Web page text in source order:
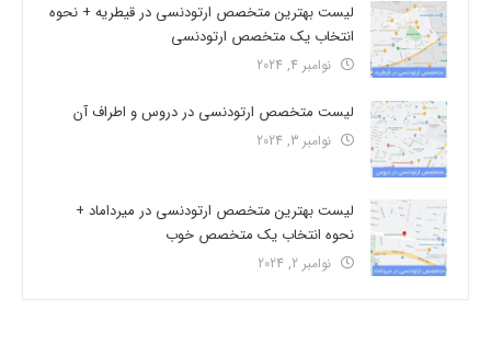
لیست بهترین متخصص ارتودنسی در قیطریه + نحوه
انتخاب یک متخصص ارتودنسی
نوامبر 4, 2024
لیست متخصص ارتودنسی در دروس و اطراف آن
نوامبر 3, 2024
لیست بهترین متخصص ارتودنسی در میرداماد +
نحوه انتخاب یک متخصص خوب
نوامبر 2, 2024